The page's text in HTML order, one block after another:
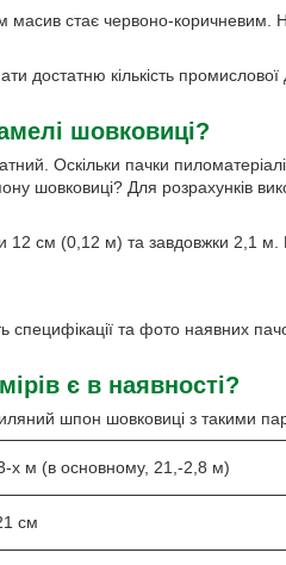
масив стає червоно-коричневим.
достатню кількість
шовковиці?
Оскільки пачки
шовковиці? Для розрахунків
12 см (0,12 м) та завдовжки 2,1 м.
та фото наявних
є в наявності?
шпон шовковиці з такими
х м (в основному, 21,-2,8 м)
см